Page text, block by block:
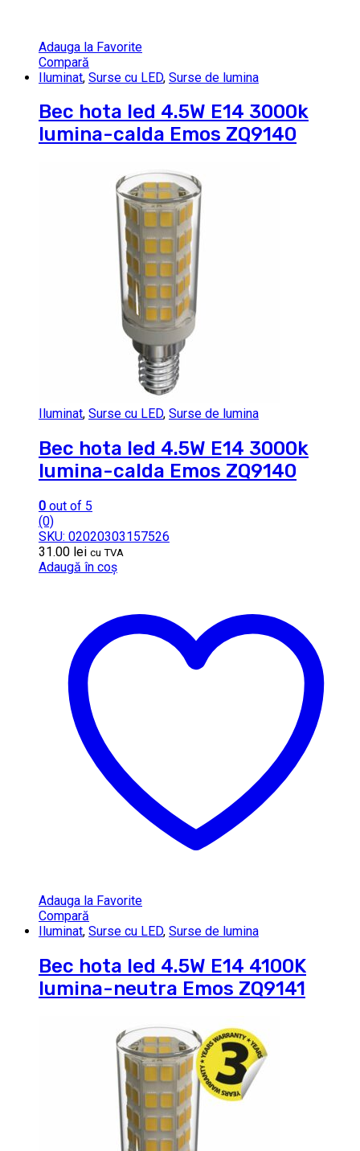
Adauga la Favorite
Compară
Iluminat, Surse cu LED, Surse de lumina
Bec hota led 4.5W E14 3000k
lumina-calda Emos ZQ9140
Iluminat, Surse cu LED, Surse de lumina
Bec hota led 4.5W E14 3000k
lumina-calda Emos ZQ9140
0 out of 5
(0)
SKU: 02020303157526
31.00 lei cu TVA
Adaugă în coș
Adauga la Favorite
Compară
Iluminat, Surse cu LED, Surse de lumina
Bec hota led 4.5W E14 4100K
lumina-neutra Emos ZQ9141